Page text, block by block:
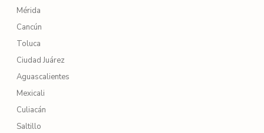
Mérida
Cancún
Toluca
Ciudad Juárez
Aguascalientes
Mexicali
Culiacán
Saltillo